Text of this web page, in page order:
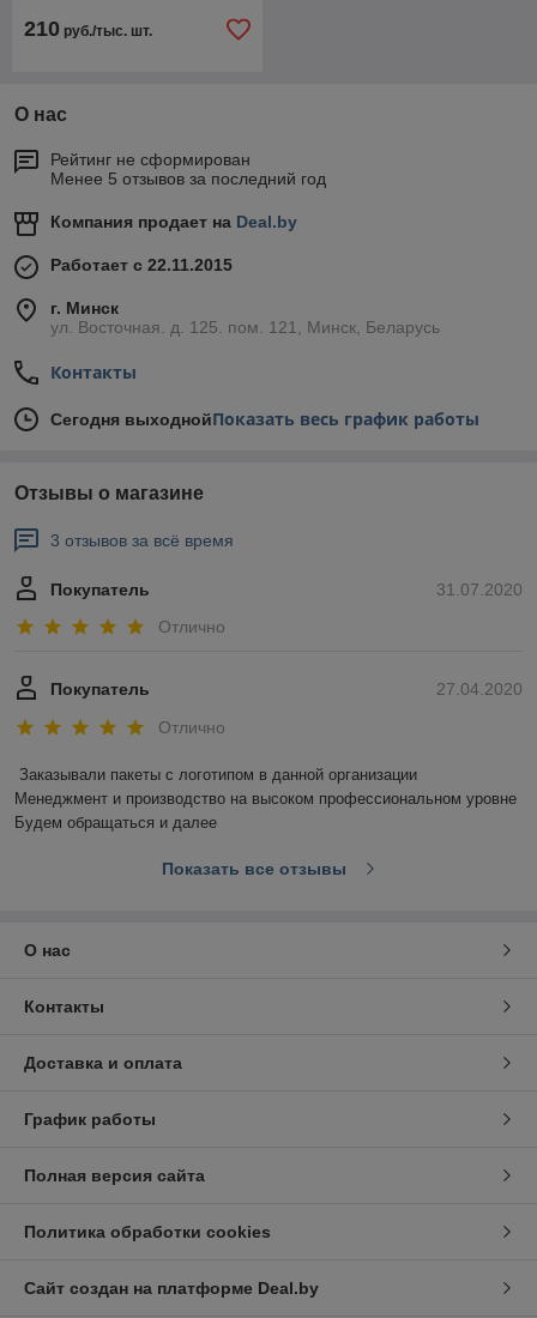
210 руб./тыс. шт.
О нас
Рейтинг не сформирован
Менее 5 отзывов за последний год
Компания продает на Deal.by
Работает с 22.11.2015
г. Минск
ул. Восточная. д. 125. пом. 121, Минск, Беларусь
Контакты
Сегодня выходнойПоказать весь график работы
Отзывы о магазине
3 отзывов за всё время
31.07.2020
Покупатель
Отлично
27.04.2020
Покупатель
Отлично
Заказывали пакеты с логотипом в данной организации
Менеджмент и производство на высоком профессиональном уровне
Будем обращаться и далее
Показать все отзывы
О нас
Контакты
Доставка и оплата
График работы
Полная версия сайта
Политика обработки cookies
Сайт создан на платформе Deal.by